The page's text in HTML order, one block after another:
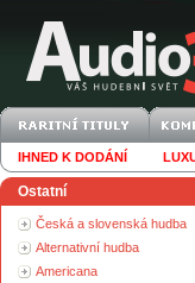
IHNED K DODÁNÍ
Ostatní
Česká a slovenská hudba
Alternativní hudba
Americana